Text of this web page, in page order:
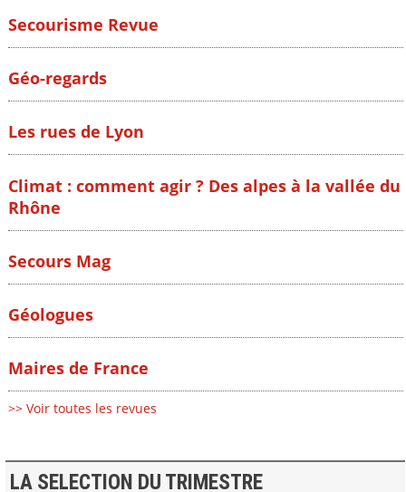
Secourisme Revue
Géo-regards
Les rues de Lyon
Climat : comment agir ? Des alpes à la vallée du
Rhône
Secours Mag
Géologues
Maires de France
>> Voir toutes les revues
LA SELECTION DU TRIMESTRE